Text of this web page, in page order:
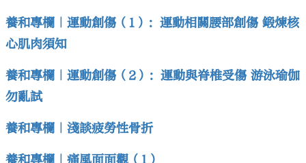
養和專欄｜運動創傷（1）：運動相關腰部創傷 鍛煉核
心肌肉須知
養和專欄｜運動創傷（2）：運動與脊椎受傷 游泳瑜伽
勿亂試
養和專欄｜淺談疲勞性骨折